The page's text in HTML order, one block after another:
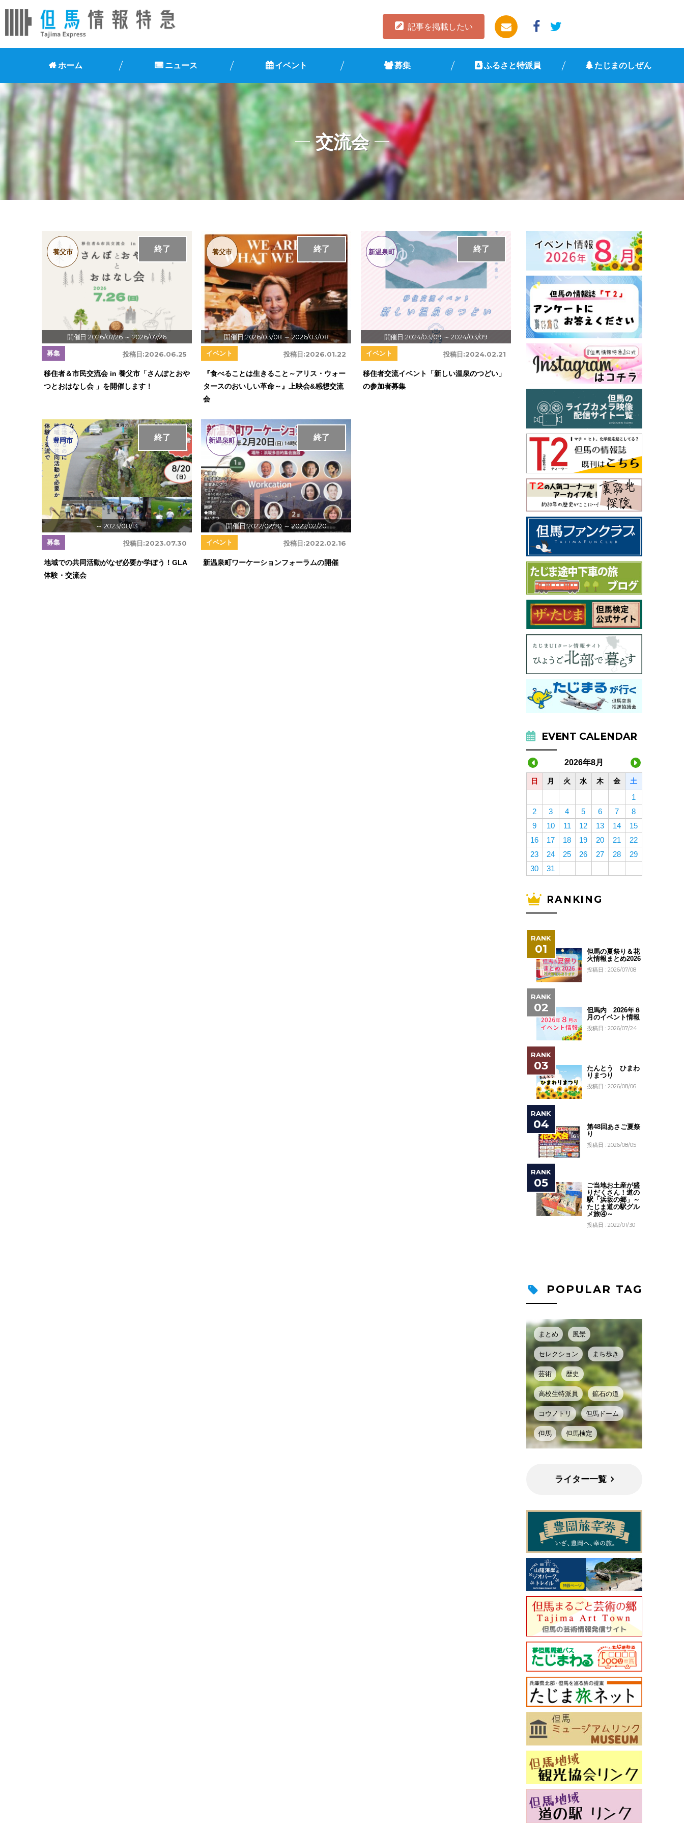
記事を掲載したい
ホーム ニュース イベント 募集 ふるさと特派員 たじまのしぜん
交流会
開催日:2026/07/26 ～ 2026/07/26
終了
養父市
投稿日:2026.06.25
募集
移住者＆市民交流会 in 養父市「さんぽとおや
つとおはなし会 」を開催します！
開催日:2026/03/08 ～ 2026/03/08
終了
養父市
投稿日:2026.01.22
イベント
『食べることは生きること～アリス・ウォー
タースのおいしい革命～』上映会&感想交流
会
開催日:2024/03/09 ～ 2024/03/09
終了
新温泉町
投稿日:2024.02.21
イベント
移住者交流イベント「新しい温泉のつどい」
の参加者募集
～ 2023/08/13
終了
豊岡市
投稿日:2023.07.30
募集
地域での共同活動がなぜ必要か学ぼう！GLA
体験・交流会
開催日:2022/02/20 ～ 2022/02/20
終了
新温泉町
投稿日:2022.02.16
イベント
新温泉町ワーケーションフォーラムの開催
EVENT CALENDAR
2026年8月
日 月 火 水 木 金 土
1
2
3 4 5 6 7
8
9
10 11 12 13 14
15
16
17 18 19 20 21
22
23
24 25 26 27 28
29
30
31
RANKING
但馬の夏祭り＆花
火情報まとめ2026
投稿日 : 2026/07/08
但馬内 2026年８
月のイベント情報
投稿日 : 2026/07/24
たんとう ひまわ
りまつり
投稿日 : 2026/08/06
第48回あさご夏祭
り
投稿日 : 2026/08/05
ご当地お土産が盛
りだくさん！道の
駅「浜坂の郷」～
たじま道の駅グル
メ旅④～
投稿日 : 2022/01/30
POPULAR TAG
まとめ 風景
セレクション まち歩き
芸術 歴史
高校生特派員 鉱石の道
コウノトリ 但馬ドーム
但馬 但馬検定
ライター一覧